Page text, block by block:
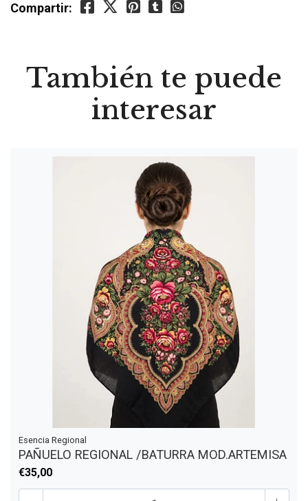
Compartir:
También te puede
interesar
Esencia Regional
PAÑUELO REGIONAL /BATURRA MOD.ARTEMISA
€35,00